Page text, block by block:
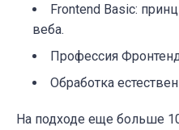
Frontend Basic:
веба.
Профессия
Обработка
На подходе еще больше